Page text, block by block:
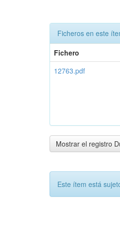
Ficheros en este
Fichero
12763.pdf
Mostrar el registro
Este ítem está